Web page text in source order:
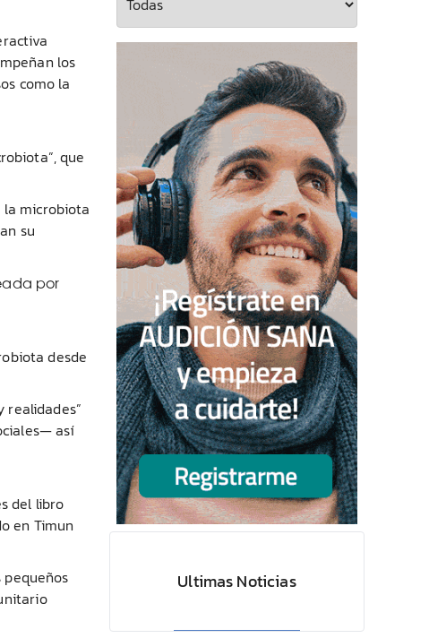
los
como la
que
la microbiota
su
por
desde
así
del libro
en Timun
pequeños
Ultimas Noticias